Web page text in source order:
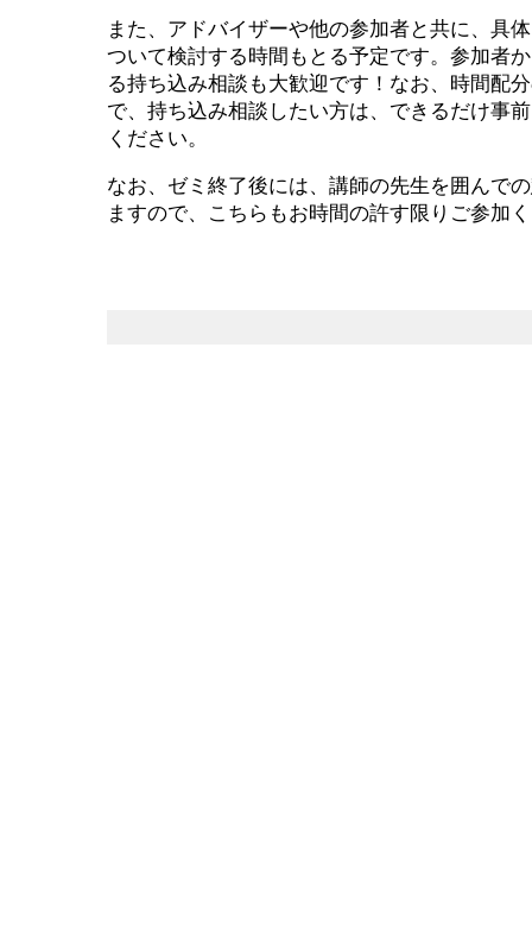
また、アドバイザーや他の参加者と共に、具
ついて検討する時間もとる予定です。参加者
る持ち込み相談も大歓迎です！なお、時間配
で、持ち込み相談したい方は、できるだけ事
ください。
なお、ゼミ終了後には、講師の先生を囲んで
ますので、こちらもお時間の許す限りご参加